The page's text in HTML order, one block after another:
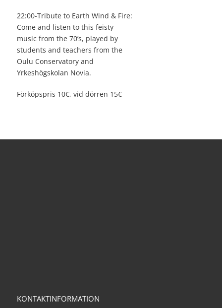
22:00-Tribute to Earth Wind & Fire:
Come and listen to this feisty
music from the 70’s, played by
students and teachers from the
Oulu Conservatory and
Yrkeshögskolan Novia.
Förköpspris 10€, vid dörren 15€
KONTAKTINFORMATION